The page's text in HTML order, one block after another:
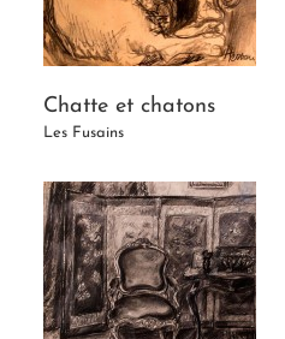
Chatte et chatons
Les Fusains